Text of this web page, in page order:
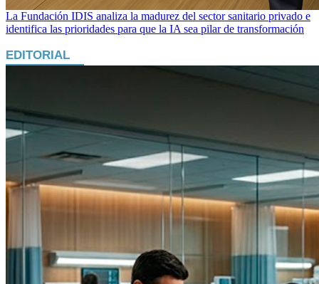
La Fundación IDIS analiza la madurez del sector sanitario privado e
identifica las prioridades para que la IA sea pilar de transformación
EDITORIAL